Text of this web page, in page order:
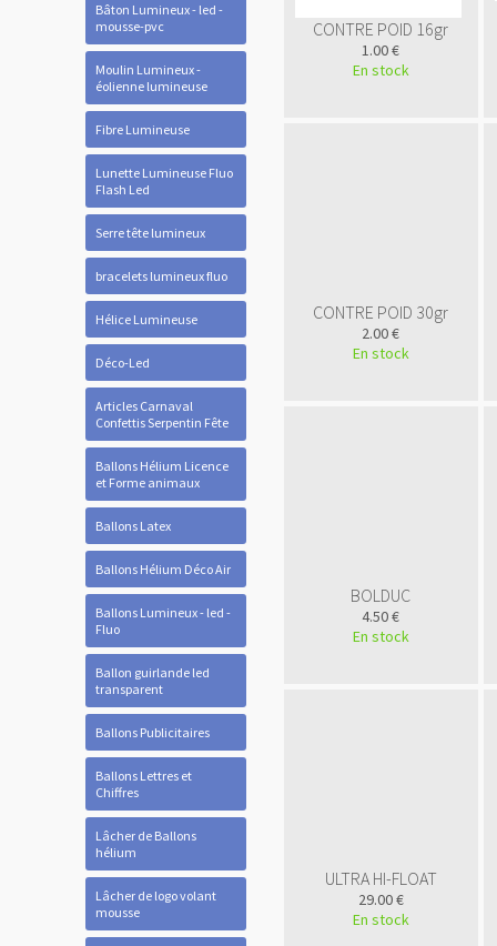
Bâton Lumineux - led -
mousse-pvc
Moulin Lumineux -
éolienne lumineuse
Fibre Lumineuse
Lunette Lumineuse Fluo
Flash Led
Serre tête lumineux
bracelets lumineux fluo
Hélice Lumineuse
Déco-Led
Articles Carnaval
Confettis Serpentin Fête
Ballons Hélium Licence
et Forme animaux
Ballons Latex
Ballons Hélium Déco Air
Ballons Lumineux - led -
Fluo
Ballon guirlande led
transparent
Ballons Publicitaires
Ballons Lettres et
Chiffres
Lâcher de Ballons
hélium
Lâcher de logo volant
mousse
CONTRE POID 16gr
1.00 €
En stock
CONTRE POID 30gr
2.00 €
En stock
BOLDUC
4.50 €
En stock
ULTRA HI-FLOAT
29.00 €
En stock